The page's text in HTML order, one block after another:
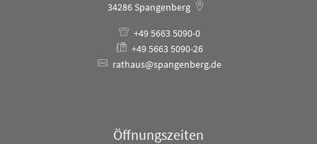
34286 Spangenberg
+49 5663 5090-0
+49 5663 5090-26
rathaus@spangenberg.de
Öffnungszeiten